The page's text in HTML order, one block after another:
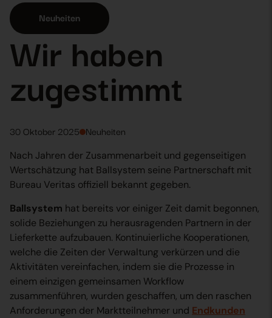
Neuheiten
Wir haben
zugestimmt
30 Oktober 2025 Neuheiten
Nach Jahren der Zusammenarbeit und gegenseitigen
Wertschätzung hat Ballsystem seine Partnerschaft mit
Bureau Veritas offiziell bekannt gegeben.
Ballsystem hat bereits vor einiger Zeit damit begonnen,
solide Beziehungen zu herausragenden Partnern in der
Lieferkette aufzubauen. Kontinuierliche Kooperationen,
welche die Zeiten der Verwaltung verkürzen und die
Aktivitäten vereinfachen, indem sie die Prozesse in
einem einzigen gemeinsamen Workflow
zusammenführen, wurden geschaffen, um den raschen
Anforderungen der Marktteilnehmer und Endkunden